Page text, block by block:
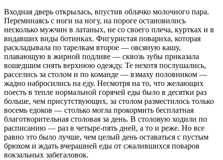
Входная дверь открылась, впустив облачко молочного пара.
Переминаясь с ноги на ногу, на пороге остановились
несколько мужчин в латаных, не со своего плеча, куртках и в
видавших виды ботинках. Фигуристая повариха, которая
раскладывала по тарелкам второе — овсяную кашу,
плавающую в жирной подливе — сквозь зубы приказала
вошедшим снять верхнюю одежду. Те нехотя послушались,
расселись за столом и по команде — взмаху половником —
жадно набросились на еду. Несмотря на то, что желающих
поесть в тепле нормальной горячей еды было в десятки раз
больше, чем присутствующих, за столом разместилось только
восемь едоков — столько могла прокормить бесплатная
благотворительная столовая за день. В столовую ходили по
расписанию — раз в четыре-пять дней, а то и реже. Но все
равно это было лучше, чем целый день оставаться с пустым
брюхом и ждать вчерашней еды от сжалившихся поваров
вокзальных забегаловок.